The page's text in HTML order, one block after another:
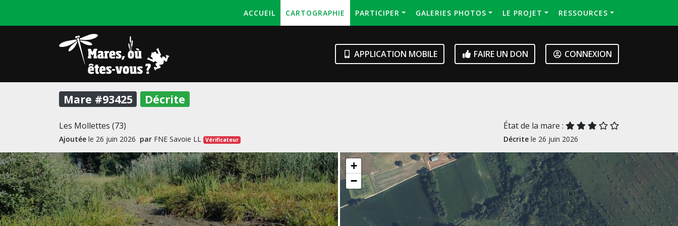
ACCUEIL CARTOGRAPHIE PARTICIPER GALERIES PHOTOS LE PROJET RESSOURCES
APPLICATION MOBILE FAIRE UN DON CONNEXION
Mare #93425 Décrite
Les Mollettes (73)
Ajoutée le 26 juin 2026 par FNE Savoie LL Vérificateur
État de la mare :
Décrite le 26 juin 2026
+
−